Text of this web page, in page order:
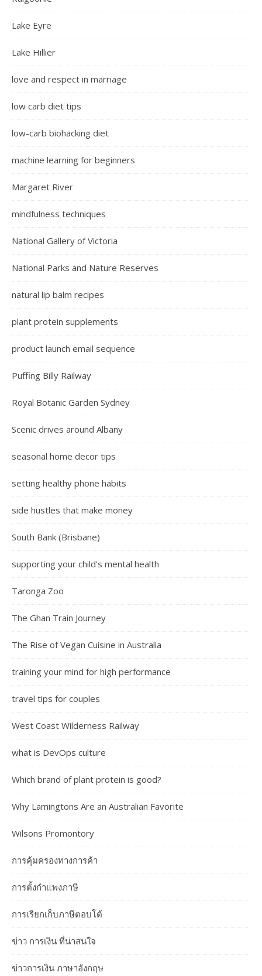
Lake Eyre
Lake Hillier
love and respect in marriage
low carb diet tips
low-carb biohacking diet
machine learning for beginners
Margaret River
mindfulness techniques
National Gallery of Victoria
National Parks and Nature Reserves
natural lip balm recipes
plant protein supplements
product launch email sequence
Puffing Billy Railway
Royal Botanic Garden Sydney
Scenic drives around Albany
seasonal home decor tips
setting healthy phone habits
side hustles that make money
South Bank (Brisbane)
supporting your child’s mental health
Taronga Zoo
The Ghan Train Journey
The Rise of Vegan Cuisine in Australia
training your mind for high performance
travel tips for couples
West Coast Wilderness Railway
what is DevOps culture
Which brand of plant protein is good?
Why Lamingtons Are an Australian Favorite
Wilsons Promontory
การคุ้มครองทางการค้า
การตั้งกำแพงภาษี
การเรียกเก็บภาษีตอบโต้
ข่าว การเงิน ที่น่าสนใจ
ข่าวการเงิน ภาษาอังกฤษ